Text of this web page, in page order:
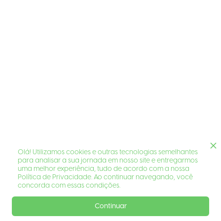
Olá! Utilizamos cookies e outras tecnologias semelhantes
para analisar a sua jornada em nosso site e entregarmos
uma melhor experiência, tudo de acordo com a nossa
Política de Privacidade. Ao continuar navegando, você
concorda com essas condições.
Continuar